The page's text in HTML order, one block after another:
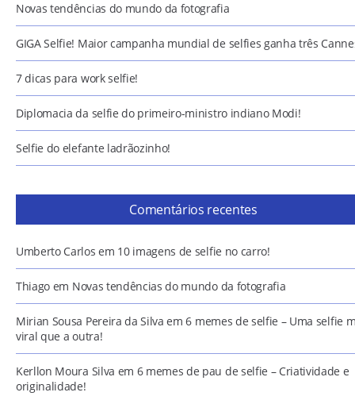
Novas tendências do mundo da fotografia
GIGA Selfie! Maior campanha mundial de selfies ganha três
7 dicas para work selfie!
Diplomacia da selfie do primeiro-ministro indiano Modi!
Selfie do elefante ladrãozinho!
Comentários recentes
Umberto Carlos em 10 imagens de selfie no carro!
Thiago em Novas tendências do mundo da fotografia
Mirian Sousa Pereira da Silva em6 memes de selfie – Uma selfie
viral que a outra!
Kerllon Moura Silva em 6 memes de pau de selfie – Criatividade e
originalidade!